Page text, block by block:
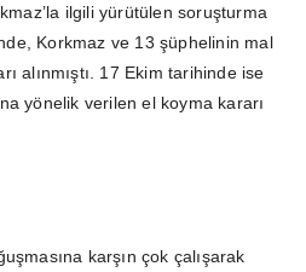
ilgili yürütülen soruşturma
Korkmaz ve 13 şüphelinin mal
alınmıştı. 17 Ekim tarihinde ise
yönelik verilen el koyma kararı
karşın çok çalışarak